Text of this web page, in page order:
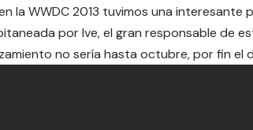
la WWDC 2013 tuvimos una interesante
por Ive, el gran responsable de
no sería hasta octubre, por fin el